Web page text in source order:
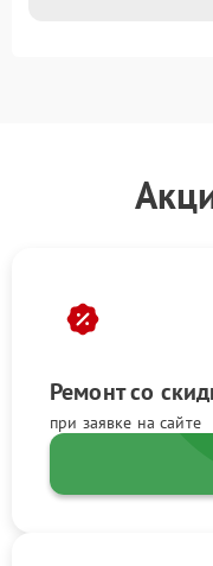
Ремонт со
при заявке на сайте